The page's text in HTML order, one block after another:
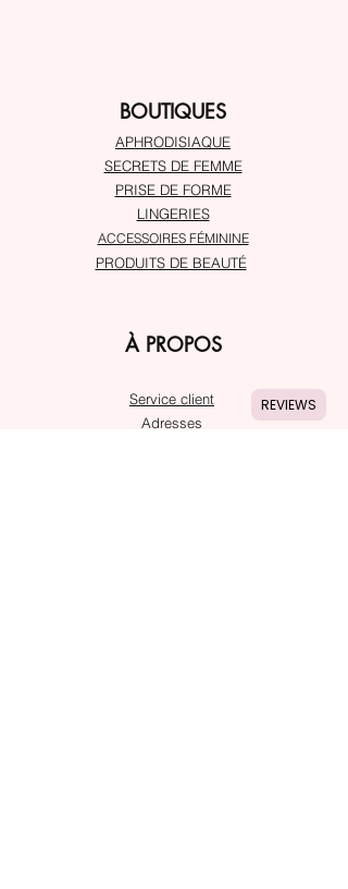
BOUTIQUES
APHRODISIAQUE
SECRETS DE FEMME
PRISE DE FORME
LINGERIES
ACCESSOIRES FÉMININE
PRODUITS DE BEAUTÉ
À PROPOS
Service client
Adresses
REVIEWS